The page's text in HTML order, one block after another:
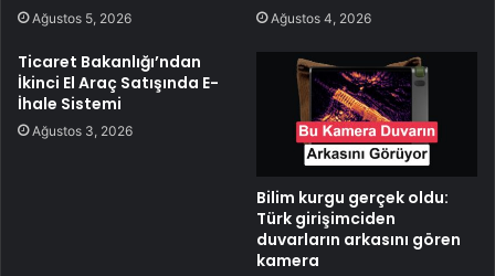
Ağustos 5, 2026 Ağustos 4, 2026
Ticaret Bakanlığı’ndan
İkinci El Araç Satışında E-
İhale Sistemi
Ağustos 3, 2026
Bilim kurgu gerçek oldu:
Türk girişimciden
duvarların arkasını gören
kamera